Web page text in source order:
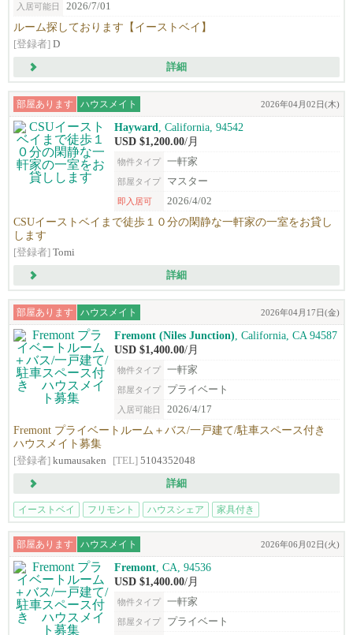
入居可能日 2026/7/01
ルーム探しております【イーストベイ】
[登録者] D
詳細
部屋あります ハウスメイト 2026年04月02日(木)
Hayward , California, 94542
USD $1,200.00/月
物件タイプ 一軒家
部屋タイプ マスター
即入居可 2026/4/02
CSUイーストベイまで徒歩１０分の閑静な一軒家の一室をお貸し
します
[登録者] Tomi
詳細
部屋あります ハウスメイト 2026年04月17日(金)
Fremont (Niles Junction) , California, CA 94587‎
USD $1,400.00/月
物件タイプ 一軒家
部屋タイプ プライベート
入居可能日 2026/4/17
Fremont プライベートルーム＋バス/一戸建て/駐車スペース付き
ハウスメイト募集
[登録者] kumausaken [TEL] 5104352048
詳細
イーストベイ フリモント ハウスシェア 家具付き
部屋あります ハウスメイト 2026年06月02日(火)
Fremont , CA, 94536
USD $1,400.00/月
物件タイプ 一軒家
部屋タイプ プライベート